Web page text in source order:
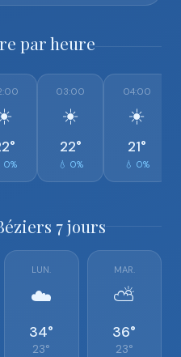
par heure
0%
03:00
☀️
22°
💧 0%
04:00
☀️
21°
💧 0%
7 jours
LUN.
☁️
34°
23°
MAR.
⛅
36°
23°